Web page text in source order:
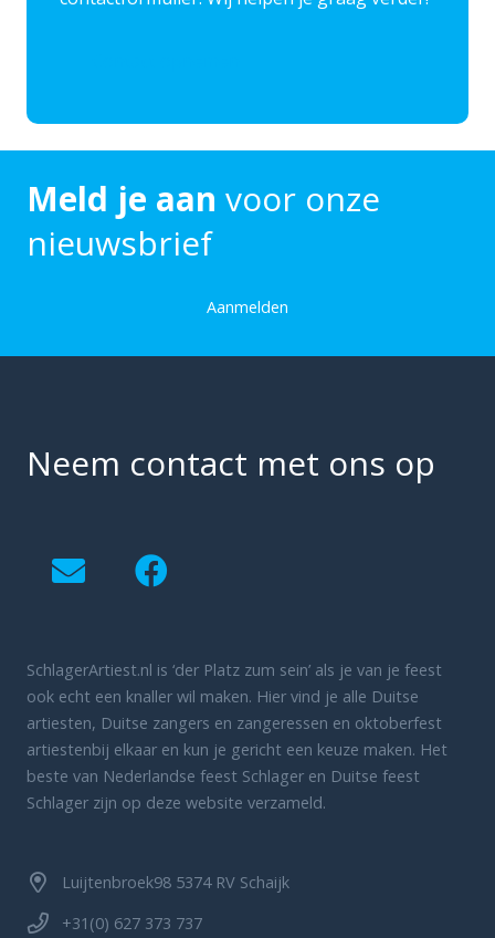
Meld je aan voor onze
nieuwsbrief
Aanmelden
Neem contact met ons op
SchlagerArtiest.nl is ‘der Platz zum sein’ als je van je feest
ook echt een knaller wil maken. Hier vind je alle Duitse
artiesten, Duitse zangers en zangeressen en oktoberfest
artiestenbij elkaar en kun je gericht een keuze maken. Het
beste van Nederlandse feest Schlager en Duitse feest
Schlager zijn op deze website verzameld.
Luijtenbroek98 5374 RV Schaijk
+31(0) 627 373 737